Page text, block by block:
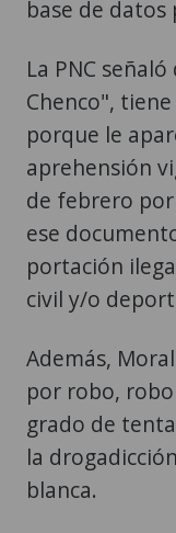
base de datos
La PNC
Chenco",
porque le
aprehensión
de febrero por
ese
portación
civil y/o
Además,
por robo,
grado de
la
blanca.